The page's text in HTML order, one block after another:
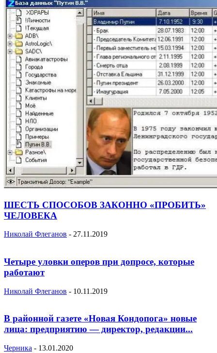
ШЕСТЬ СПОСОБОВ ЗАКОННО «ПРОБИТЬ»
ЧЕЛОВЕКА
Николай Флеганов - 27.11.2019
Четыре уловки оперов при допросе, которые
работают
Николай Флеганов - 10.11.2019
В районной газете «Новая Кондопога» новые
лица: предприятию — директор, редакции...
Черника - 13.01.2020